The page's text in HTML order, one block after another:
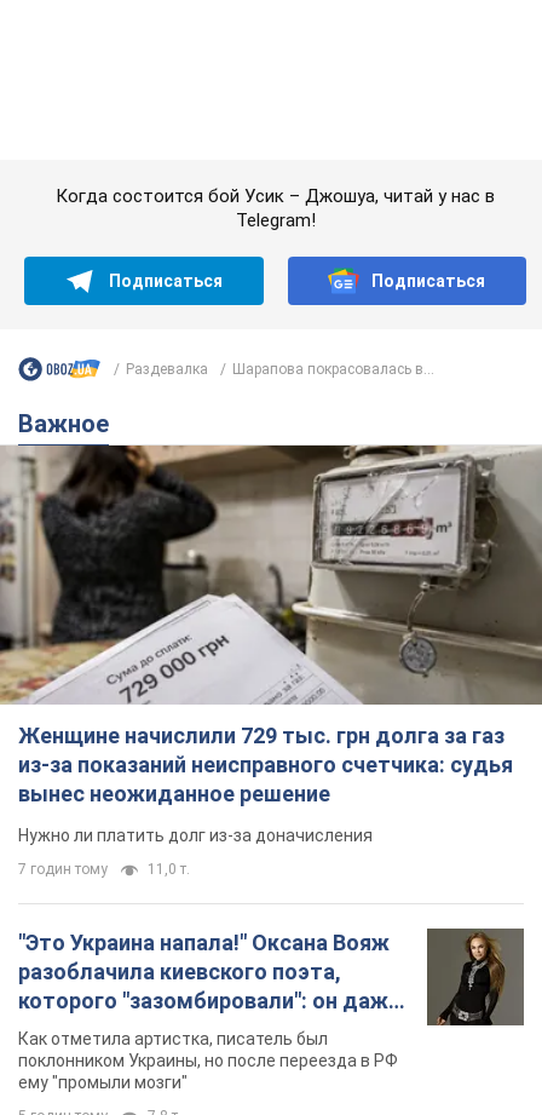
из-за показаний неисправного счетчика: судья
вынес неожиданное решение
Нужно ли платить долг из-за доначисления
7 годин тому
"Это Украина напала!" Оксана Вояж
разоблачила киевского поэта,
которого "зазомбировали": он даже
русского не знал, а теперь хочет
Как отметила артистка, писатель был
ему "промыли мозги"
5 годин тому 7,8 т.
"Был обессилен": в Украине спасли
раненого грифа, выбравшего для
себя нетипичный маршрут. Фото
Пострадавшую птицу обнаружили на границе
Киевской и Черкасской областей
6 годин тому 2,9 т.